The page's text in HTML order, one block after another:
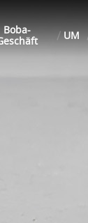
Boba-
UM